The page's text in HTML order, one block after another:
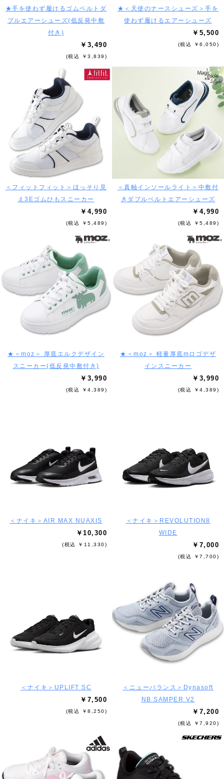
★手を使わず履けるゴムベルトダ
ブルエアーシューズ(低反発中敷
付き)
￥3,490
(税込 ￥3,839)
★＜天使のナースシューズ＞手を
使わず履けるエアーシューズ
￥5,500
(税込 ￥6,050)
＜フィットフィット＞ほっそり見
え3Eゴムひもスニーカー
￥4,990
(税込 ￥5,489)
＜真軸インソールライト＞中敷付
きダブルベルトエアーシューズ
￥4,990
(税込 ￥5,489)
★＜moz＞ 厚底エルクデザイン
スニーカー(低反発中敷付き)
￥3,990
(税込 ￥4,389)
★＜moz＞ 軽量厚底mロゴデザ
インスニーカー
￥3,990
(税込 ￥4,389)
＜ナイキ＞AIR MAX NUAXIS
￥10,300
(税込 ￥11,330)
＜ナイキ＞REVOLUTION8
WIDE
￥7,000
(税込 ￥7,700)
＜ナイキ＞UPLIFT SC
￥7,500
(税込 ￥8,250)
＜ニューバランス＞Dynasoft
NB SAMPER V2
￥7,200
(税込 ￥7,920)